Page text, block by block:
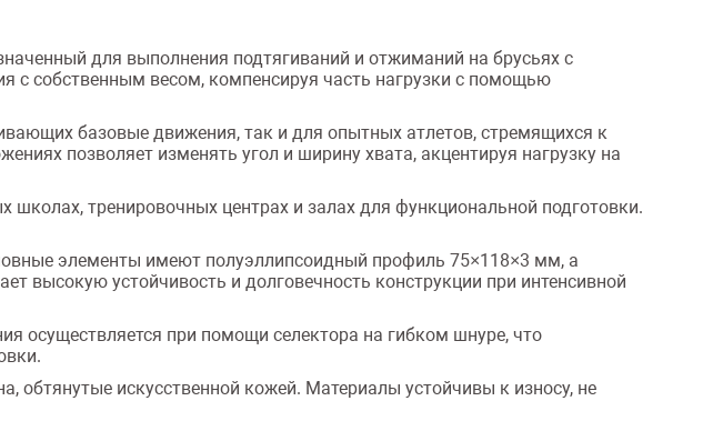
для выполнения подтягиваний и отжиманий на брусьях с
с собственным весом, компенсируя часть нагрузки с помощью
базовые движения, так и для опытных атлетов, стремящихся к
позволяет изменять угол и ширину хвата, акцентируя нагрузку на
школах, тренировочных центрах и залах для функциональной подготовки.
элементы имеют полуэллипсоидный профиль 75×118×3 мм, а
устойчивость и долговечность конструкции при интенсивной
осуществляется при помощи селектора на гибком шнуре, что
обтянутые искусственной кожей. Материалы устойчивы к износу, не